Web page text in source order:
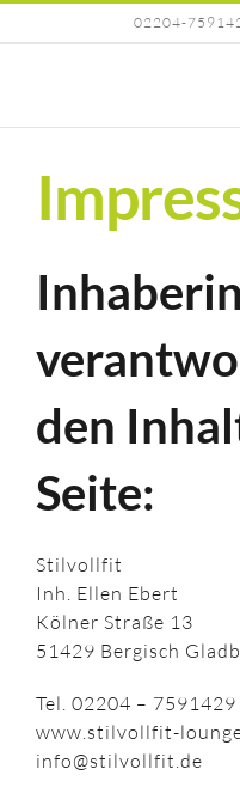
Inhalt
02204-
den
Seite:
Stilvollfit
Inh. Ellen Ebert
Kölner Straße 13
51429 Bergisch
Tel. 02204 – 7591429
www.stilvollfit-
info@stilvollfit.de